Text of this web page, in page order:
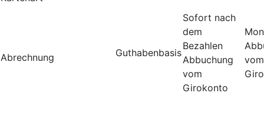
Abrechnung Guthabenbasis
Sofort nach
dem
Bezahlen
Abbuchung
vom
Girokonto
vom